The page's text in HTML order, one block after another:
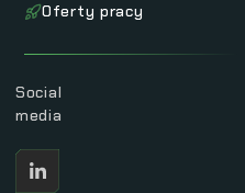
Oferty pracy
Social
media